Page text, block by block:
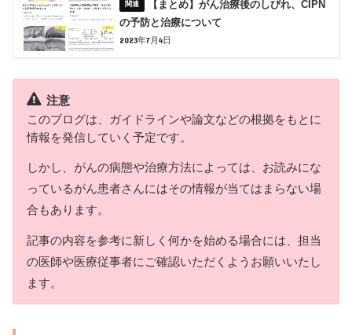
【まとめ】がん治療後のしびれ、CIPN
の予防と治療について
2023年7月4日
注意
このブログは、ガイドラインや論文などの根拠をもとに
情報を発信していく予定です。
しかし、がんの病態や治療方法によっては、お読みにな
っているがん患者さんにはその情報が当てはまらない場
合もあります。
記事の内容を参考に新しく何かを始める場合には、担当
の医師や医療従事者にご確認いただくようお願いいたし
ます。